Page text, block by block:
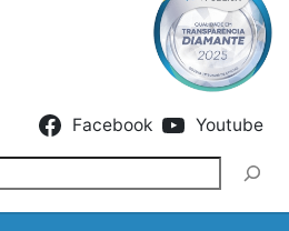
Facebook Youtube